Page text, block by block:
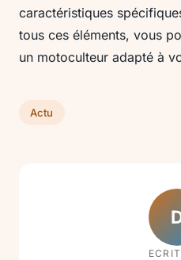
caractéristiques
tous ces éléments, vous
un motoculteur adapté à
Actu